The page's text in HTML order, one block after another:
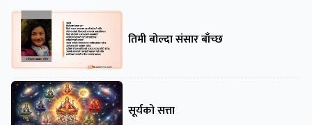
तिमी बोल्दा संसार बाँच्छ
सूर्यको सत्ता